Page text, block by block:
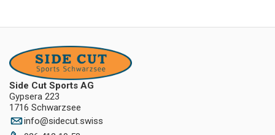
Side Cut Sports AG
Gypsera 223
1716 Schwarzsee
info@sidecut.swiss